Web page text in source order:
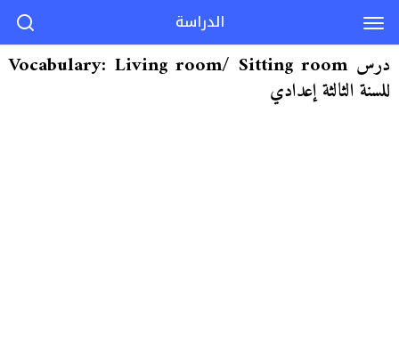
درس Vocabulary: Living room/ Sitting room
للسنة الثالثة إعدادي
الدراسة